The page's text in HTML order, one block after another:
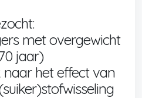
met overgewicht
jaar)
het effect van